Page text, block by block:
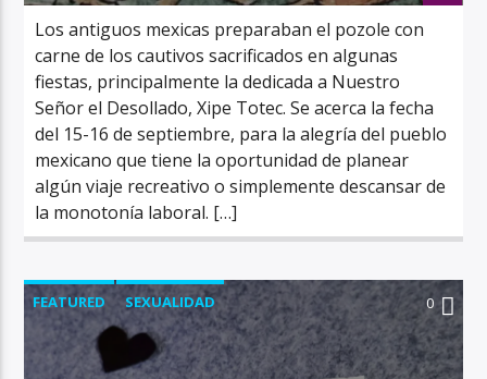
Los antiguos mexicas preparaban el pozole con
carne de los cautivos sacrificados en algunas
fiestas, principalmente la dedicada a Nuestro
Señor el Desollado, Xipe Totec. Se acerca la fecha
del 15-16 de septiembre, para la alegría del pueblo
mexicano que tiene la oportunidad de planear
algún viaje recreativo o simplemente descansar de
la monotonía laboral. […]
FEATURED SEXUALIDAD 0